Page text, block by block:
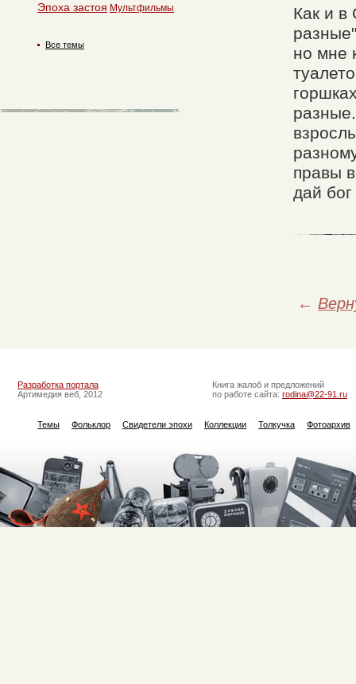
Как и
но мне
правы
дай
←
Эпоха застоя Мультфильмы
Все темы
Разработка портала
Артимедия веб, 2012
Книга жалоб и предложений
по работе сайта: rodina@22-91.ru
Темы Фольклор Свидетели эпохи Коллекции Толкучка Фотоархив